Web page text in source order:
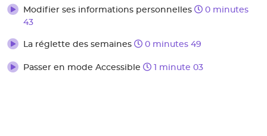
Modifier ses informations personnelles
0 minutes
43
La réglette des semaines 0 minutes 49
Passer en mode Accessible 1 minute 03